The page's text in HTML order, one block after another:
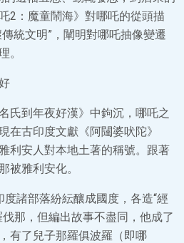
2：魔童鬧海》對哪吒的從頭描
統文明”，闡明對哪吒抽像變遷
。
氏到年夜好漢》中鉤沉，哪吒之
在古印度文獻《阿闥婆吠陀》
利安人對本地土著的稱號。跟著
被雅利安化。
諸部落紛紜釀成國度，各造“經
那，但編出故事不盡同，他成了
有了兒子那羅俱波羅（即哪